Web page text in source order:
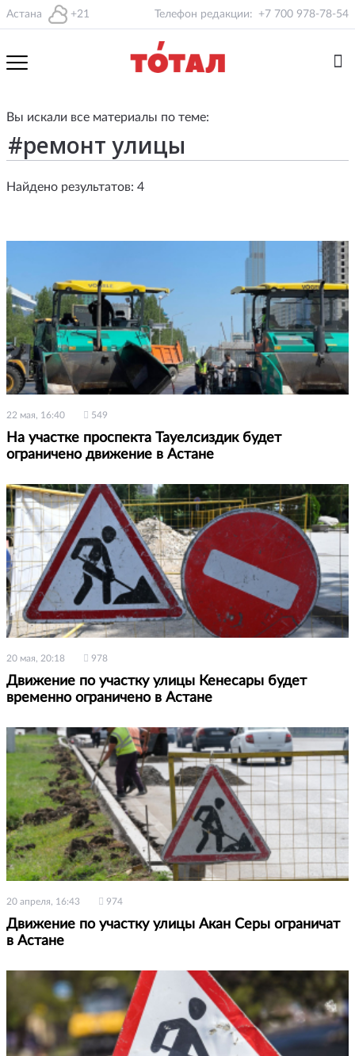
Астана +21 Телефон редакции: +7 700 978-78-54
Вы искали все материалы по теме:
Найдено результатов: 4
22 мая, 16:40 549
На участке проспекта Тауелсиздик будет
ограничено движение в Астане
20 мая, 20:18 978
Движение по участку улицы Кенесары будет
временно ограничено в Астане
20 апреля, 16:43 974
Движение по участку улицы Акан Серы ограничат
в Астане